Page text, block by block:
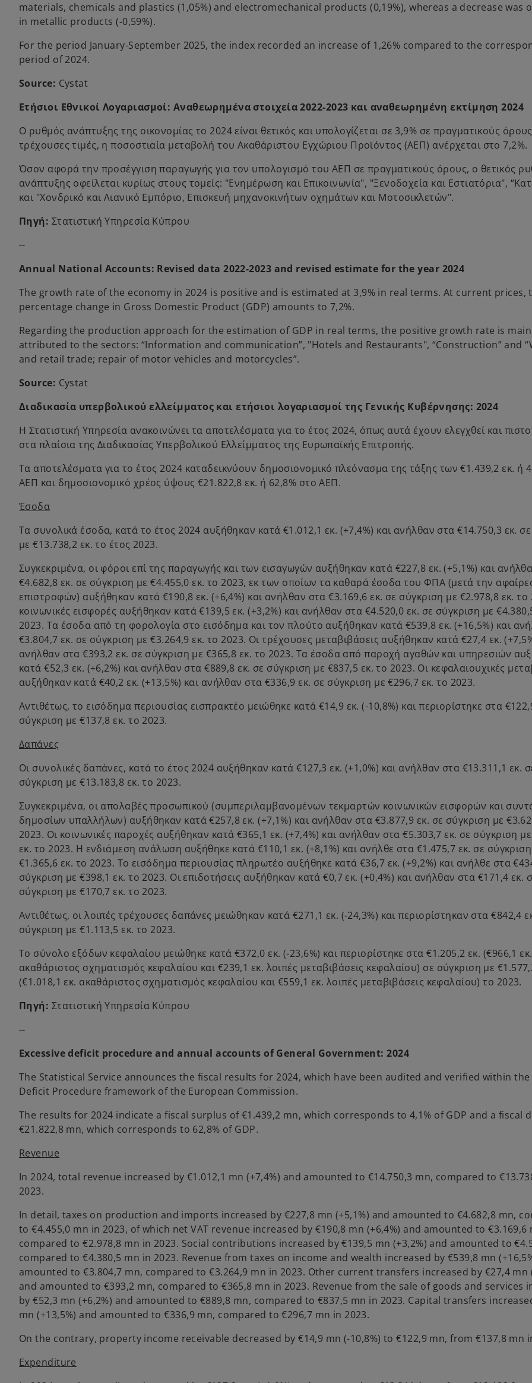
materials, chemicals and plastics (1,05%) and electromechanical products (0,19%), whereas a decrease was
in metallic products (-0,59%).
For the period January-September 2025, the index recorded an increase of 1,26% compared to the
period of 2024.
Source: Cystat
Ετήσιοι Εθνικοί Λογαριασμοί: Αναθεωρημένα στοιχεία 2022-2023 και αναθεωρημένη εκτίμηση 2024
Ο ρυθμός ανάπτυξης της οικονομίας το 2024 είναι θετικός και υπολογίζεται σε 3,9% σε πραγματικούς
τρέχουσες τιμές, η ποσοστιαία μεταβολή του Ακαθάριστου Εγχώριου Προϊόντος (ΑΕΠ) ανέρχεται στο 7,2%.
Όσον αφορά την προσέγγιση παραγωγής για τον υπολογισμό του ΑΕΠ σε πραγματικούς όρους, ο θετικός
ανάπτυξης οφείλεται κυρίως στους τομείς: "Ενημέρωση και Επικοινωνία", "Ξενοδοχεία και Εστιατόρια",
και "Χονδρικό και Λιανικό Εμπόριο, Επισκευή μηχανοκινήτων οχημάτων και Μοτοσικλετών".
Πηγή: Στατιστική Υπηρεσία Κύπρου
--
Annual National Accounts: Revised data 2022-2023 and revised estimate for the year 2024
The growth rate of the economy in 2024 is positive and is estimated at 3,9% in real terms. At current prices,
percentage change in Gross Domestic Product (GDP) amounts to 7,2%.
Regarding the production approach for the estimation of GDP in real terms, the positive growth rate is
attributed to the sectors: “Information and communication”, "Hotels and Restaurants", “Construction” and
and retail trade; repair of motor vehicles and motorcycles”.
Source: Cystat
Διαδικασία υπερβολικού ελλείμματος και ετήσιοι λογαριασμοί της Γενικής Κυβέρνησης: 2024
Η Στατιστική Υπηρεσία ανακοινώνει τα αποτελέσματα για το έτος 2024, όπως αυτά έχουν ελεγχθεί και
στα πλαίσια της Διαδικασίας Υπερβολικού Ελλείμματος της Ευρωπαϊκής Επιτροπής.
Τα αποτελέσματα για το έτος 2024 καταδεικνύουν δημοσιονομικό πλεόνασμα της τάξης των €1.439,2 εκ. ή
ΑΕΠ και δημοσιονομικό χρέος ύψους €21.822,8 εκ. ή 62,8% στο ΑΕΠ.
Έσοδα
Τα συνολικά έσοδα, κατά το έτος 2024 αυξήθηκαν κατά €1.012,1 εκ. (+7,4%) και ανήλθαν στα €14.750,3 εκ.
με €13.738,2 εκ. το έτος 2023.
Συγκεκριμένα, οι φόροι επί της παραγωγής και των εισαγωγών αυξήθηκαν κατά €227,8 εκ. (+5,1%) και
€4.682,8 εκ. σε σύγκριση με €4.455,0 εκ. το 2023, εκ των οποίων τα καθαρά έσοδα του ΦΠΑ (μετά την
επιστροφών) αυξήθηκαν κατά €190,8 εκ. (+6,4%) και ανήλθαν στα €3.169,6 εκ. σε σύγκριση με €2.978,8 εκ. το
κοινωνικές εισφορές αυξήθηκαν κατά €139,5 εκ. (+3,2%) και ανήλθαν στα €4.520,0 εκ. σε σύγκριση με
2023. Τα έσοδα από τη φορολογία στο εισόδημα και τον πλούτο αυξήθηκαν κατά €539,8 εκ. (+16,5%) και
€3.804,7 εκ. σε σύγκριση με €3.264,9 εκ. το 2023. Οι τρέχουσες μεταβιβάσεις αυξήθηκαν κατά €27,4 εκ.
ανήλθαν στα €393,2 εκ. σε σύγκριση με €365,8 εκ. το 2023. Τα έσοδα από παροχή αγαθών και υπηρεσιών
κατά €52,3 εκ. (+6,2%) και ανήλθαν στα €889,8 εκ. σε σύγκριση με €837,5 εκ. το 2023. Οι κεφαλαιουχικές
αυξήθηκαν κατά €40,2 εκ. (+13,5%) και ανήλθαν στα €336,9 εκ. σε σύγκριση με €296,7 εκ. το 2023.
Αντιθέτως, το εισόδημα περιουσίας εισπρακτέο μειώθηκε κατά €14,9 εκ. (-10,8%) και περιορίστηκε στα
σύγκριση με €137,8 εκ. το 2023.
Δαπάνες
Οι συνολικές δαπάνες, κατά το έτος 2024 αυξήθηκαν κατά €127,3 εκ. (+1,0%) και ανήλθαν στα €13.311,1 εκ.
σύγκριση με €13.183,8 εκ. το 2023.
Συγκεκριμένα, οι απολαβές προσωπικού (συμπεριλαμβανομένων τεκμαρτών κοινωνικών εισφορών και
δημοσίων υπαλλήλων) αυξήθηκαν κατά €257,8 εκ. (+7,1%) και ανήλθαν στα €3.877,9 εκ. σε σύγκριση με
2023. Οι κοινωνικές παροχές αυξήθηκαν κατά €365,1 εκ. (+7,4%) και ανήλθαν στα €5.303,7 εκ. σε σύγκριση
εκ. το 2023. Η ενδιάμεση ανάλωση αυξήθηκε κατά €110,1 εκ. (+8,1%) και ανήλθε στα €1.475,7 εκ. σε
€1.365,6 εκ. το 2023. Το εισόδημα περιουσίας πληρωτέο αυξήθηκε κατά €36,7 εκ. (+9,2%) και ανήλθε στα
σύγκριση με €398,1 εκ. το 2023. Οι επιδοτήσεις αυξήθηκαν κατά €0,7 εκ. (+0,4%) και ανήλθαν στα €171,4 εκ.
σύγκριση με €170,7 εκ. το 2023.
Αντιθέτως, οι λοιπές τρέχουσες δαπάνες μειώθηκαν κατά €271,1 εκ. (-24,3%) και περιορίστηκαν στα €842,4
σύγκριση με €1.113,5 εκ. το 2023.
Το σύνολο εξόδων κεφαλαίου μειώθηκε κατά €372,0 εκ. (-23,6%) και περιορίστηκε στα €1.205,2 εκ. (€966,1 εκ.
ακαθάριστος σχηματισμός κεφαλαίου και €239,1 εκ. λοιπές μεταβιβάσεις κεφαλαίου) σε σύγκριση με
(€1.018,1 εκ. ακαθάριστος σχηματισμός κεφαλαίου και €559,1 εκ. λοιπές μεταβιβάσεις κεφαλαίου) το 2023.
Πηγή: Στατιστική Υπηρεσία Κύπρου
--
Excessive deficit procedure and annual accounts of General Government: 2024
The Statistical Service announces the fiscal results for 2024, which have been audited and verified within the
Deficit Procedure framework of the European Commission.
The results for 2024 indicate a fiscal surplus of €1.439,2 mn, which corresponds to 4,1% of GDP and a fiscal
€21.822,8 mn, which corresponds to 62,8% of GDP.
Revenue
In 2024, total revenue increased by €1.012,1 mn (+7,4%) and amounted to €14.750,3 mn, compared to
2023.
In detail, taxes on production and imports increased by €227,8 mn (+5,1%) and amounted to €4.682,8 mn,
to €4.455,0 mn in 2023, of which net VAT revenue increased by €190,8 mn (+6,4%) and amounted to €3.169,6
compared to €2.978,8 mn in 2023. Social contributions increased by €139,5 mn (+3,2%) and amounted to
compared to €4.380,5 mn in 2023. Revenue from taxes on income and wealth increased by €539,8 mn
amounted to €3.804,7 mn, compared to €3.264,9 mn in 2023. Other current transfers increased by €27,4 mn
and amounted to €393,2 mn, compared to €365,8 mn in 2023. Revenue from the sale of goods and services
by €52,3 mn (+6,2%) and amounted to €889,8 mn, compared to €837,5 mn in 2023. Capital transfers
mn (+13,5%) and amounted to €336,9 mn, compared to €296,7 mn in 2023.
On the contrary, property income receivable decreased by €14,9 mn (-10,8%) to €122,9 mn, from €137,8 mn
Expenditure